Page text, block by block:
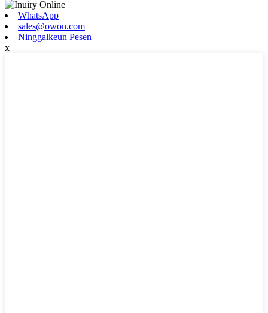
WhatsApp
sales@owon.com
Ninggalkeun Pesen
x